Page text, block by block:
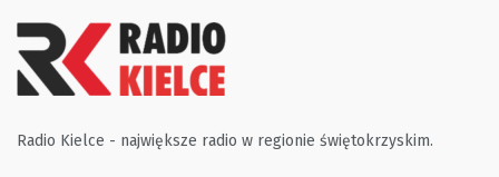
Radio Kielce - największe radio w regionie świętokrzyskim.